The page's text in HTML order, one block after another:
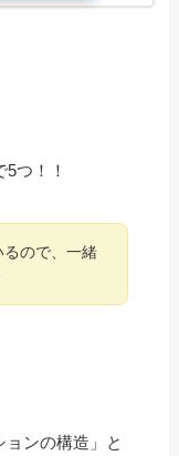
つ！！
ので、一緒
ンの構造」と